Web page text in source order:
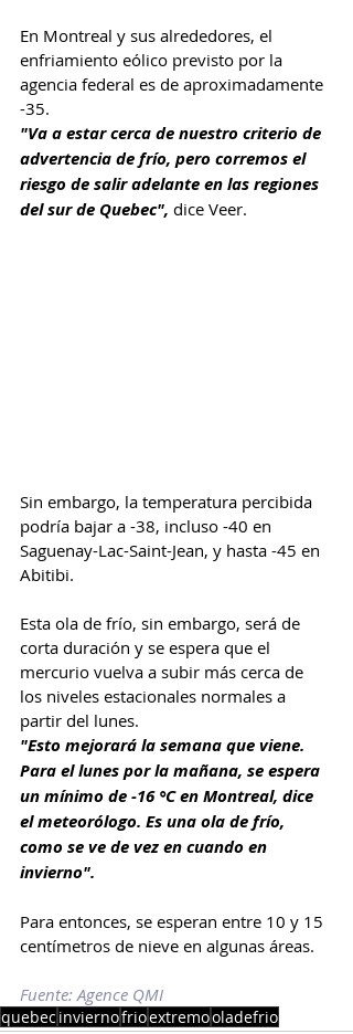
En Montreal y sus alrededores, el
enfriamiento eólico previsto por la
agencia federal es de aproximadamente
-35.
"Va a estar cerca de nuestro criterio de
advertencia de frío, pero corremos el
riesgo de salir adelante en las regiones
del sur de Quebec", dice Veer.
Sin embargo, la temperatura percibida
podría bajar a -38, incluso -40 en
Saguenay-Lac-Saint-Jean, y hasta -45 en
Abitibi.
Esta ola de frío, sin embargo, será de
corta duración y se espera que el
mercurio vuelva a subir más cerca de
los niveles estacionales normales a
partir del lunes.
"Esto mejorará la semana que viene.
Para el lunes por la mañana, se espera
un mínimo de -16 °C en Montreal, dice
el meteorólogo. Es una ola de frío,
como se ve de vez en cuando en
invierno".
Para entonces, se esperan entre 10 y 15
centímetros de nieve en algunas áreas.
Fuente: Agence QMI
quebec inviernofrioextremooladefrio